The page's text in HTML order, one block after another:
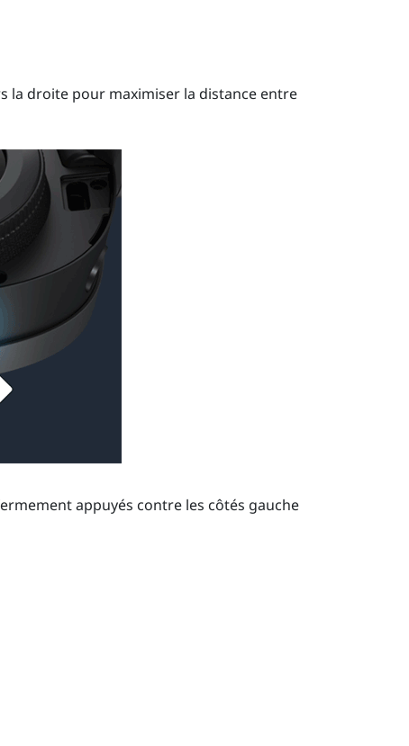
la droite pour maximiser la distance entre
appuyés contre les côtés gauche